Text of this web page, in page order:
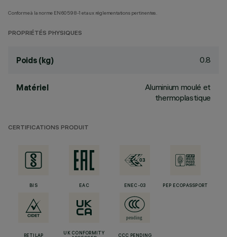
Conforme à la norme EN60598-1 et aux réglementations pertinentes.
PROPRIÉTÉS PHYSIQUES
Poids (kg) 0.8
Matériel
Aluminium moulé et
thermoplastique
CERTIFICATIONS PRODUIT
BIS EAC ENEC-03 PEP ECOPASSPORT
RETILAP
UK CONFORMITY
CCC PENDING